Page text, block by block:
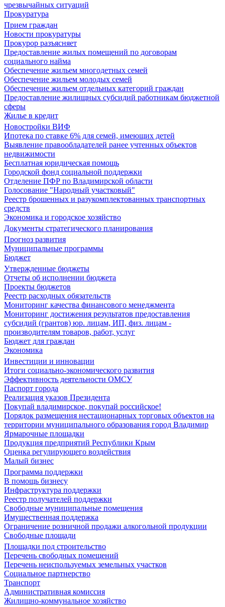
чрезвычайных ситуаций
Прокуратура
Прием граждан
Новости прокуратуры
Прокурор разъясняет
Предоставление жилых помещений по договорам
социального найма
Обеспечение жильем многодетных семей
Обеспечение жильем молодых семей
Обеспечение жильем отдельных категорий граждан
Предоставление жилищных субсидий работникам бюджетной
сферы
Жилье в кредит
Новостройки ВИФ
Ипотека по ставке 6% для семей, имеющих детей
Выявление правообладателей ранее учтенных объектов
недвижимости
Бесплатная юридическая помощь
Городской фонд социальной поддержки
Отделение ПФР по Владимирской области
Голосование "Народный участковый"
Реестр брошенных и разукомплектованных транспортных
средств
Экономика и городское хозяйство
Документы стратегического планирования
Прогноз развития
Муниципальные программы
Бюджет
Утвержденные бюджеты
Отчеты об исполнении бюджета
Проекты бюджетов
Реестр расходных обязательств
Мониторинг качества финансового менеджмента
Мониторинг достижения результатов предоставления
субсидий (грантов) юр. лицам, ИП, физ. лицам -
производителям товаров, работ, услуг
Бюджет для граждан
Экономика
Инвестиции и инновации
Итоги социально-экономического развития
Эффективность деятельности ОМСУ
Паспорт города
Реализация указов Президента
Покупай владимирское, покупай российское!
Порядок размещения нестационарных торговых объектов на
территории муниципального образования город Владимир
Ярмарочные площадки
Продукция предприятий Республики Крым
Оценка регулирующего воздействия
Малый бизнес
Программа поддержки
В помощь бизнесу
Инфраструктура поддержки
Реестр получателей поддержки
Свободные муниципальные помещения
Имущественная поддержка
Ограничение розничной продажи алкогольной продукции
Свободные площади
Площадки под строительство
Перечень свободных помещений
Перечень неиспользуемых земельных участков
Социальное партнерство
Транспорт
Административная комиссия
Жилищно-коммунальное хозяйство